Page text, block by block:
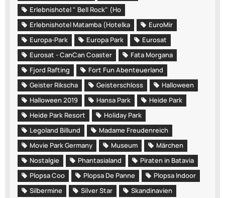
Erlebnishotel " Bell Rock" (Ho
Erlebnishotel Matamba (Hotelka
EuroMir
Europa-Park
Europa Park
Eurosat
Eurosat - CanCan Coaster
Fata Morgana
Fjord Rafting
Fort Fun Abenteuerland
Geister Rikscha
Geisterschloss
Halloween
Halloween 2019
Hansa Park
Heide Park
Heide Park Resort
Holiday Park
Legoland Billund
Madame Freudenreich
Movie Park Germany
Museum
Märchen
Nostalgie
Phantasialand
Piraten in Batavia
Plopsa Coo
Plopsa De Panne
Plopsa Indoor
Silbermine
Silver Star
Skandinavien